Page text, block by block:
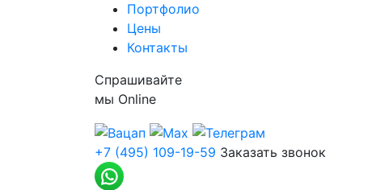
Портфолио
Цены
Контакты
Спрашивайте
мы Online
+7 (495) 109-19-59 Заказать звонок